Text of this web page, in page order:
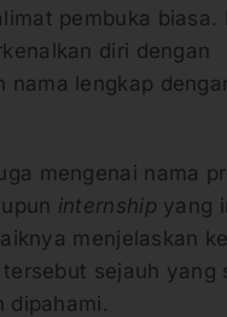
pembuka biasa.
diri dengan
nama lengkap
mengenai nama
internship yang
menjelaskan
sejauh yang
dipahami.